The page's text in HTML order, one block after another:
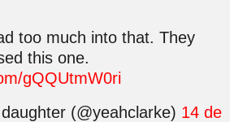
too much into that. They
this one.
gQQUtmW0ri
(@yeahclarke) 14 de